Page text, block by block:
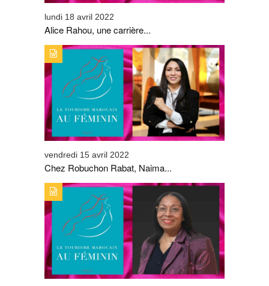
lundi 18 avril 2022
Alice Rahou, une carrière...
TYPE DE PUBLICATION : ALERTES_INFOSTITRE : CHEZ
ROBUCHON RABAT, NAIMA EL FASY SE DISTINGUE
vendredi 15 avril 2022
Chez Robuchon Rabat, Naima...
TYPE DE PUBLICATION : ALERTES_INFOSTITRE : AFIFA
ZEMRANI, UNE MILITANTE PASSIONNÉE